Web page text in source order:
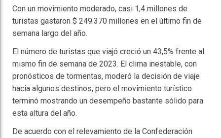
Con un movimiento moderado, casi 1,4 millones de
turistas gastaron $ 249.370 millones en el último fin de
semana largo del año.
El número de turistas que viajó creció un 43,5% frente al
mismo fin de semana de 2023. El clima inestable, con
pronósticos de tormentas, moderó la decisión de viaje
hacia algunos destinos, pero el movimiento turístico
terminó mostrando un desempeño bastante sólido para
esta altura del año.
De acuerdo con el relevamiento de la Confederación